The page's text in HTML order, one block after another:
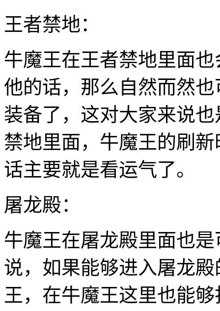
王者禁地：
牛魔王在王者禁地里面
他的话，那么自然而然
装备了，这对大家来说
禁地里面，牛魔王的刷
话主要就是看运气了。
屠龙殿：
牛魔王在屠龙殿里面也
说，如果能够进入屠龙
王，在牛魔王这里也能